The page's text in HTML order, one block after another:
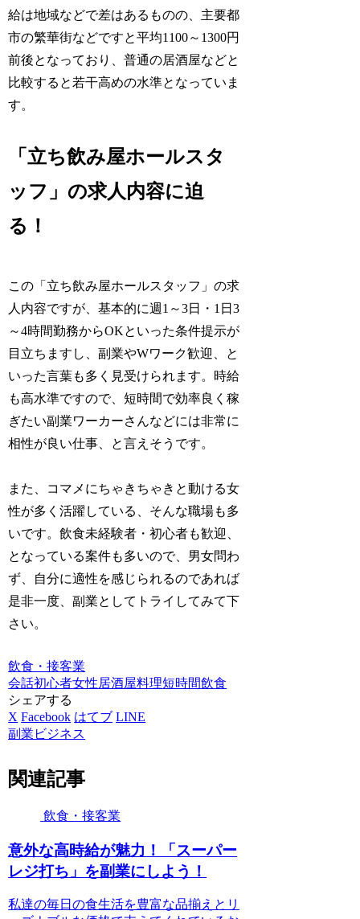
給は地域などで差はあるものの、主要都
市の繁華街などですと平均1100～1300円
前後となっており、普通の居酒屋などと
比較すると若干高めの水準となっていま
す。
「立ち飲み屋ホールスタ
ッフ」の求人内容に迫
る！
この「立ち飲み屋ホールスタッフ」の求
人内容ですが、基本的に週1～3日・1日3
～4時間勤務からOKといった条件提示が
目立ちますし、副業やWワーク歓迎、と
いった言葉も多く見受けられます。時給
も高水準ですので、短時間で効率良く稼
ぎたい副業ワーカーさんなどには非常に
相性が良い仕事、と言えそうです。
また、コマメにちゃきちゃきと動ける女
性が多く活躍している、そんな職場も多
いです。飲食未経験者・初心者も歓迎、
となっている案件も多いので、男女問わ
ず、自分に適性を感じられるのであれば
是非一度、副業としてトライしてみて下
さい。
飲食・接客業
会話初心者女性居酒屋料理短時間飲食
シェアする
X Facebook はてブ LINE
副業ビジネス
関連記事
飲食・接客業
意外な高時給が魅力！「スーパー
レジ打ち」を副業にしよう！
私達の毎日の食生活を豊富な品揃えとリ